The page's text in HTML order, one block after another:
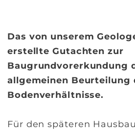
Das von unserem
erstellte Gutachten zur
Baugrundvorerkundung
allgemeinen Beurteilung
Bodenverhältnisse.
Für den späteren